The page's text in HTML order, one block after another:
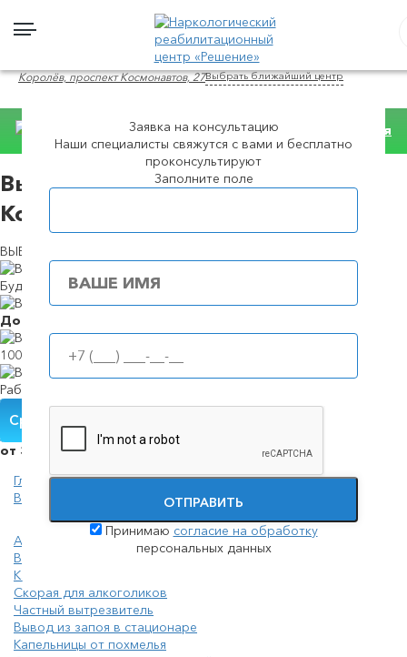
Королёв, проспект Космонавтов, 27Выбрать ближайший центр
Консультация
WhatsApp
Вывод из запоя на дому в в
Королеве
ВЫЕЗД НАРКОЛОГА И ЛЕЧЕНИЕ В СТАЦИОНАРЕ. АНОНИМНО.
Будем в течение39 минут
Доступные
100% анонимность
Работаем
Срочная помощь
от 3000 руб.
Главная
Вывод из запоя
Анонимный вывод из запоя
Вывод из запоя амбулаторно
Капельницы от запоя
Скорая для алкоголиков
Частный вытрезвитель
Вывод из запоя в стационаре
Капельницы от похмелья
Заявка на консультацию
Наши специалисты свяжутся с вами и бесплатно
проконсультируют
Заполните поле
ОТПРАВИТЬ
Принимаю согласие на обработку
персональных данных